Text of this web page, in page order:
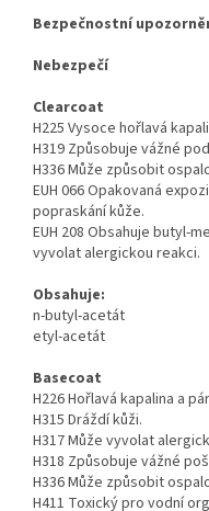
Bezpečnostní
Nebezpečí
Clearcoat
H225 Vysoce hořlavá
H319 Způsobuje vážné
H336 Může způsobit
EUH 066 Opakovaná
popraskání kůže.
EUH 208 Obsahuje butyl-
vyvolat alergickou reakci.
Obsahuje:
n-butyl-acetát
etyl-acetát
Basecoat
H226 Hořlavá kapalina a
H315 Dráždí kůži.
H317 Může vyvolat
H318 Způsobuje vážné
H336 Může způsobit
H411 Toxický pro vodní